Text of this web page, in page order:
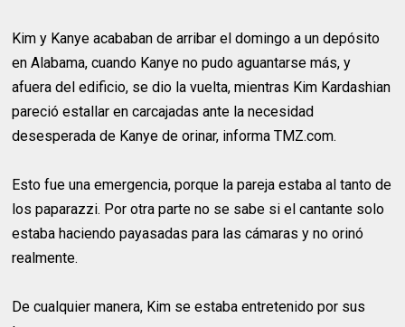
Kim y Kanye acababan de arribar el domingo a un depósito
en Alabama, cuando Kanye no pudo aguantarse más, y
afuera del edificio, se dio la vuelta, mientras Kim Kardashian
pareció estallar en carcajadas ante la necesidad
desesperada de Kanye de orinar, informa TMZ.com.
Esto fue una emergencia, porque la pareja estaba al tanto de
los paparazzi. Por otra parte no se sabe si el cantante solo
estaba haciendo payasadas para las cámaras y no orinó
realmente.
De cualquier manera, Kim se estaba entretenido por sus